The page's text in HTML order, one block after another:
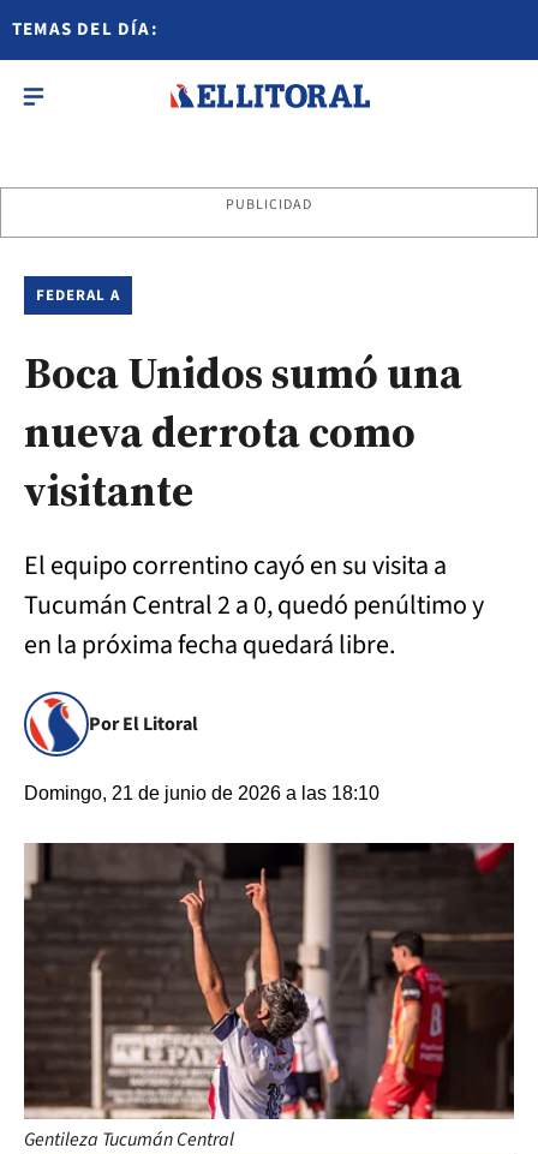
TEMAS DEL DÍA:
PUBLICIDAD
FEDERAL A
Boca Unidos sumó una
nueva derrota como
visitante
El equipo correntino cayó en su visita a
Tucumán Central 2 a 0, quedó penúltimo y
en la próxima fecha quedará libre.
Por El Litoral
Domingo, 21 de junio de 2026 a las 18:10
Gentileza Tucumán Central